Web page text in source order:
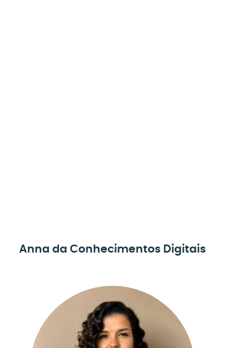
Anna da Conhecimentos Digitais